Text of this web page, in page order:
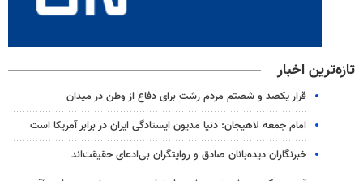
تازه‌ترین اخبار
قرار یکصد و شصتم مردم رشت برای دفاع از وطن در میدان
امام جمعه لاهیجان: دنیا مدیون ایستادگی ایران در برابر آمریکا است
خبرنگاران دیده‌بانان صادق و روایتگران بی‌ادعای حقیقت‌اند